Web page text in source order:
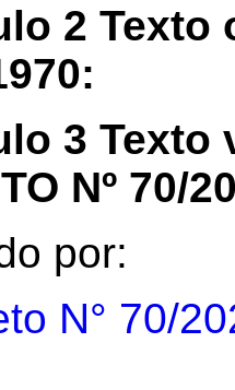
2 Texto
3 Texto
Nº 70/
por:
N° 70/